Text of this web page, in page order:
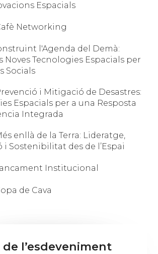
Espacials
Networking
l'Agenda del Demà:
Noves Tecnologies Espacials per
Socials
i Mitigació de Desastres:
Espacials per a una Resposta
Integrada
enllà de la Terra: Lideratge,
i Sostenibilitat des de l’Espai
Institucional
de Cava
de l’esdeveniment